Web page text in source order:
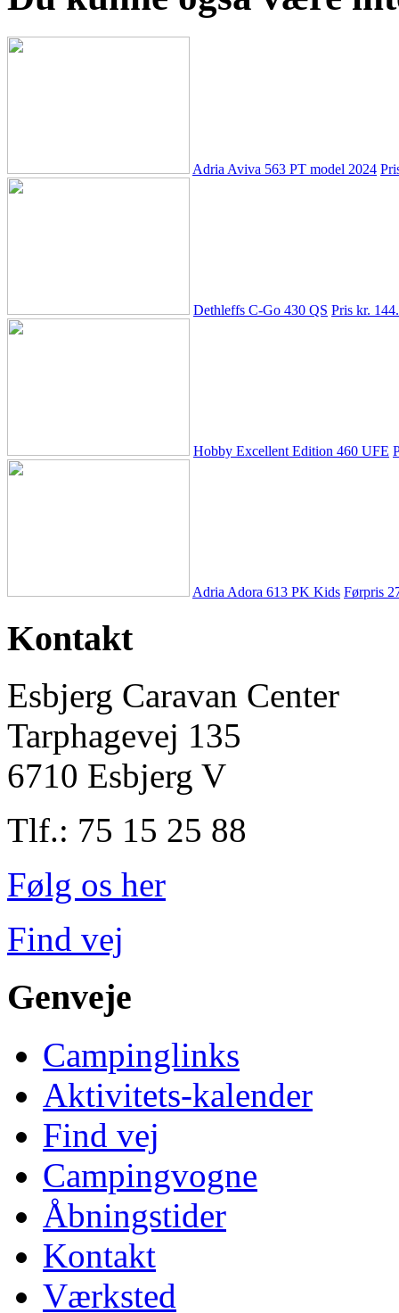
Adria Aviva 563 PT model 2024
Dethleffs C-Go 430 QS Pris kr.
Hobby Excellent Edition 460 UFE
Adria Adora 613 PK Kids Førpris
Kontakt
Esbjerg Caravan Center
Tarphagevej 135
6710 Esbjerg V
Tlf.: 75 15 25 88
Følg os her
Find vej
Genveje
Campinglinks
Aktivitets-kalender
Find vej
Campingvogne
Åbningstider
Kontakt
Værksted